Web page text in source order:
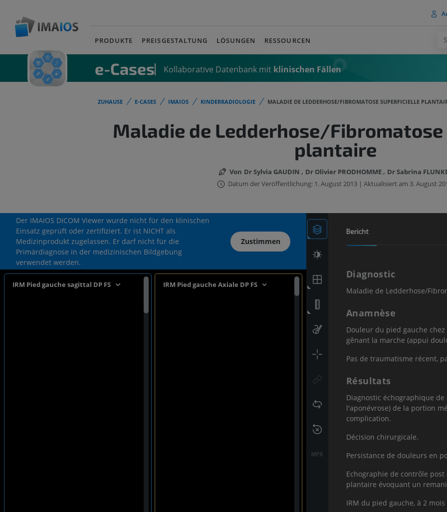
PRODUKTE PREISGESTALTUNG LÖSUNGEN RESSOURCEN
e-Cases Kollaborative Datenbank mit klinischen Fällen
ZUHAUSE E-CASES IMAIOS KINDERRADIOLOGIE MALADIE DE LEDDERHOSE/FIBROMATOSE SUPERFICIELLE
Maladie de Ledderhose/
plantaire
Von Dr Sylvia GAUDIN Dr Olivier PRODHOMME
Dr Sabrina
Datum der Veröffentlichung: 1. August 2013 | Aktualisiert am 3. August
Der IMAIOS DICOM Viewer wurde nicht für den klinischen
Einsatz geprüft oder zertifiziert. Er ist NICHT als
Medizinprodukt zugelassen. Er darf nicht für die
Primärdiagnose in der medizinischen Bildgebung
verwendet werden.
Zustimmen
IRM Pied gauche sagittal DP FS IRM Pied gauche Axiale DP FS
Bericht
Diagnostic
Maladie de Ledderhose/
Anamnèse
Douleur du pied gauche
gênant la marche (appui
Pas de traumatisme récent,
Résultats
Diagnostic échographique
l'aponévrose) de la portion
complication.
Décision chirurgicale.
Persistance de douleurs en
Echographie de contrôle
plantaire évoquant un
IRM du pied gauche, à 2